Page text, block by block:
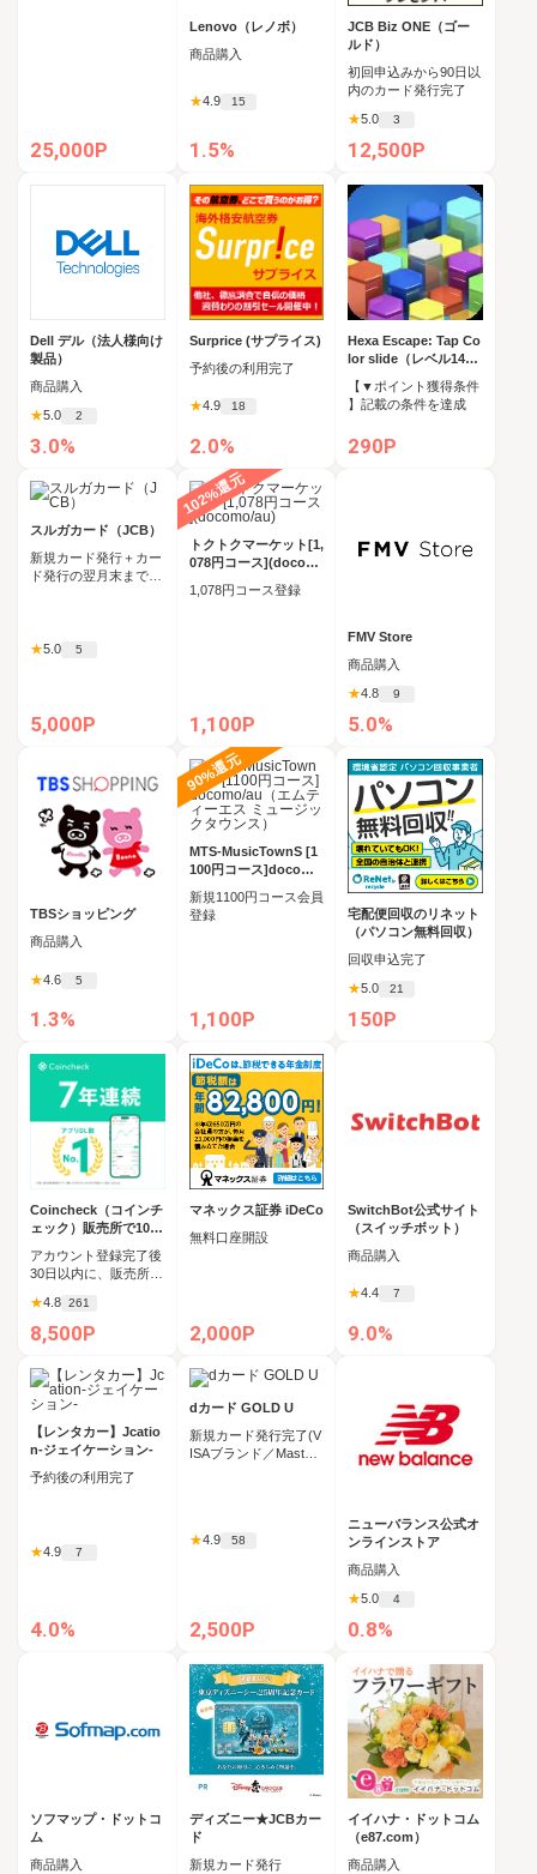
25,000P
Lenovo（レノボ）
商品購入
★4.9 15
1.5%
JCB Biz ONE（ゴー
ルド）
初回申込みから90日以
内のカード発行完了
★5.0 3
12,500P
Dell デル（法人様向け
製品）
商品購入
★5.0 2
3.0%
Surprice (サプライス)
予約後の利用完了
★4.9 18
2.0%
Hexa Escape: Tap Co
lor slide（レベル140
クリア）
【▼ポイント獲得条件
】記載の条件を達成
290P
スルガカード（JCB）
新規カード発行＋カー
ド発行の翌月末までに
★5.0 5
5,000P
102%還元
トクトクマーケット[1,
078円コース](docom
1,078円コース登録
1,100P
FMV Store
商品購入
★4.8 9
5.0%
TBSショッピング
商品購入
★4.6 5
1.3%
90%還元
MTS-MusicTownS [1
100円コース]docomo
ミュージックタウンス
）
新規1100円コース会員
登録
1,100P
宅配便回収のリネット
（パソコン無料回収）
回収申込完了
★5.0 21
150P
Coincheck（コインチ
ェック）販売所で10万
アカウント登録完了後
30日以内に、販売所で
★4.8 261
8,500P
マネックス証券 iDeCo
無料口座開設
2,000P
SwitchBot公式サイト
（スイッチボット）
商品購入
★4.4 7
9.0%
【レンタカー】Jcatio
n-ジェイケーション-
予約後の利用完了
★4.9 7
4.0%
dカード GOLD U
新規カード発行完了(V
ISAブランド／Masterc
★4.9 58
2,500P
ニューバランス公式オ
ンラインストア
商品購入
★5.0 4
0.8%
ソフマップ・ドットコ
ム
商品購入
ディズニー★JCBカー
ド
新規カード発行
イイハナ・ドットコム
（e87.com）
商品購入